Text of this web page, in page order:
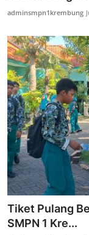
adminsmpn1krembung
Tiket Pulang
SMPN 1 Kre...